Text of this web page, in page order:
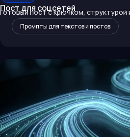
Пост для соцсетей
Готовый пост с крючком,
Промпты для текстов и постов